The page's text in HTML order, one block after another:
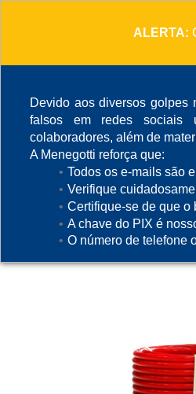
ALERTA:
Devido aos diversos golpes
falsos em redes sociais
colaboradores, além de
A Menegotti reforça que:
Todos os e-mails são
Verifique
Certifique-se de que o
A chave do PIX é
O número de telefone